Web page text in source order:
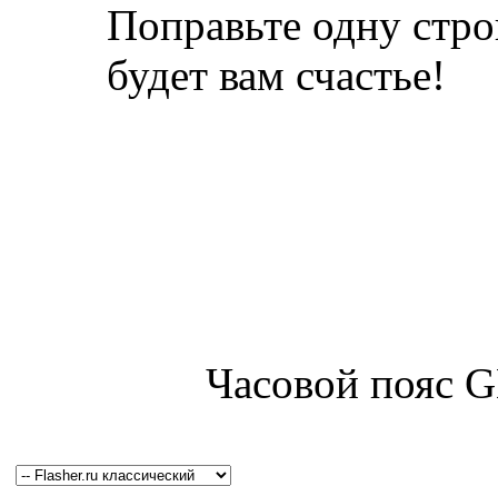
Поправьте одну
будет вам счастье!
Часовой пояс